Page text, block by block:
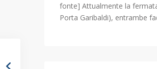
fonte] Attualmente la
Porta Garibaldi), entrambe